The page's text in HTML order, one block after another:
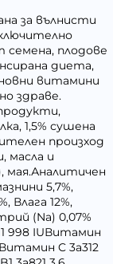
за вълнисти
семена, плодове
диета,
витамини
здраве.
1,5% сушена
произход
масла и
мая.Аналитичен
5,7%,
Влага 12%,
(Na) 0,07%
998 IUВитамин
C 3a312